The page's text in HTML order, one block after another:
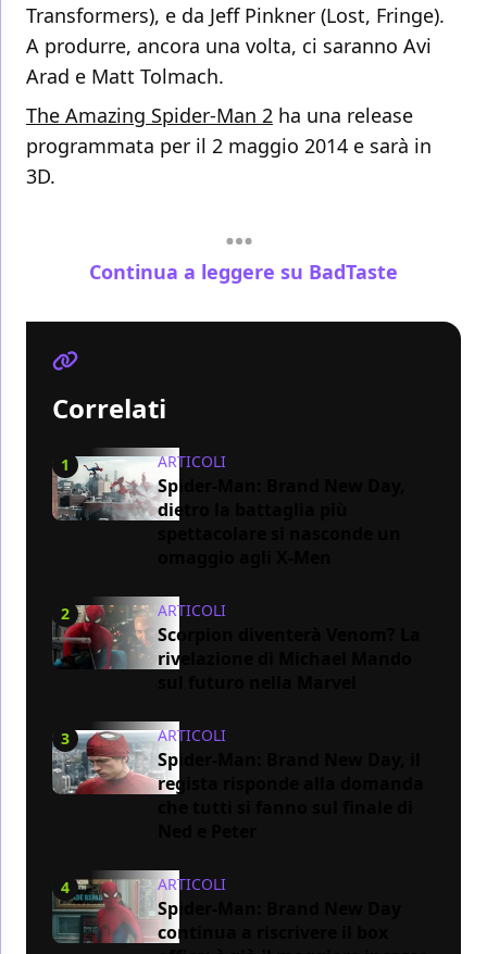
Transformers), e da Jeff Pinkner (Lost, Fringe).
A produrre, ancora una volta, ci saranno Avi
Arad e Matt Tolmach.
The Amazing Spider-Man 2 ha una release
programmata per il 2 maggio 2014 e sarà in
3D.
Continua a leggere su BadTaste
Correlati
1 ARTICOLI
Spider-Man: Brand New Day,
dietro la battaglia più
2 ARTICOLI
Scorpion diventerà Venom? La
rivelazione di Michael Mando
3 ARTICOLI
Spider-Man: Brand New Day, il
regista risponde alla domanda
4 ARTICOLI
Spider-Man: Brand New Day
continua a riscrivere il box